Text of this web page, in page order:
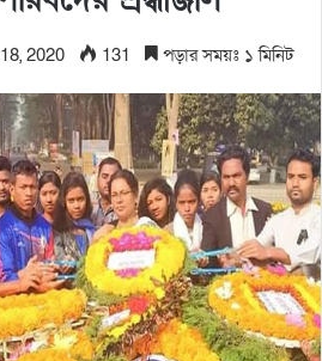
2020 131 পড়ার সময়ঃ ১ মিনিট